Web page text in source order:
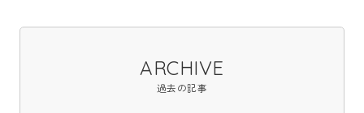
ARCHIVE
過去の記事